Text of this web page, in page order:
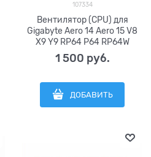
107334
Вентилятор (CPU) для
Gigabyte Aero 14 Aero 15 V8
X9 Y9 RP64 P64 RP64W
RP65W серии A-POWER
BS5005HS-U2M DC5V 0.5A
1 500 руб.
ДОБАВИТЬ